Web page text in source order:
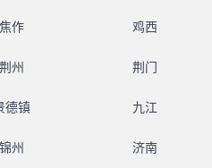
焦作 鸡西
荆州 荆门
德镇 九江
锦州 济南